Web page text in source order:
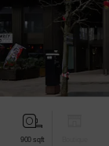
Explorez
nos
destinations
et
identifiez
900 sqft